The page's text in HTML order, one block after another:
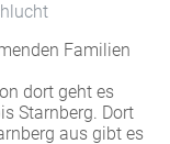
Familien
dort geht es
Starnberg. Dort
aus gibt es